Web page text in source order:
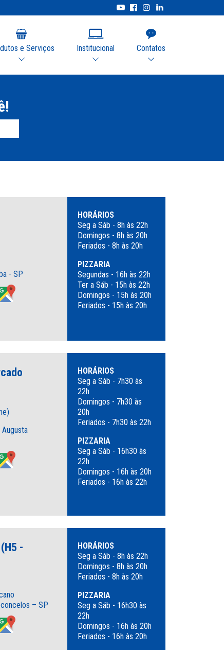
e Serviços Institucional Contatos
- SP
HORÁRIOS
Seg a Sáb - 8h às 22h
Domingos - 8h às 20h
Feriados - 8h às 20h
PIZZARIA
Segundas - 16h às 22h
Ter a Sáb - 15h às 22h
Domingos - 15h às 20h
Feriados - 15h às 20h
HORÁRIOS
Seg a Sáb - 7h30 às
22h
Domingos - 7h30 às
20h
Feriados - 7h30 às 22h
PIZZARIA
Seg a Sáb - 16h30 às
22h
Domingos - 16h às 20h
Feriados - 16h às 22h
-
– SP
HORÁRIOS
Seg a Sáb - 8h às 22h
Domingos - 8h às 20h
Feriados - 8h às 20h
PIZZARIA
Seg a Sáb - 16h30 às
22h
Domingos - 16h às 20h
Feriados - 16h às 20h